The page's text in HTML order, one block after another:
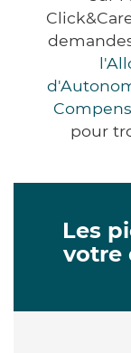
pour
Les
votre